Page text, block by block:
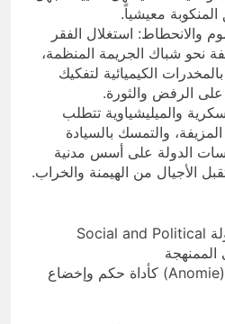
معيشياً.
والانحطاط: استغلال الفقر
نحو شباك الجريمة المنظمة،
الكيميائية لتفكيك
على الرفض والثورة.
والميليشياوية تتطلب
والتمسك بالسيادة
الدولة على أسس مدنية
الأجيال من الهيمنة والخراب.
سايكولوجية صناعة اللا دولة Social and Political
تفكيك إستراتيجية الأنوميا (Anomie) كأداة حكم وإخضاع